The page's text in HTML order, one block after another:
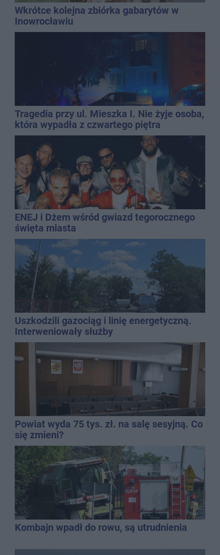
Wkrótce kolejna zbiórka gabarytów w
Inowrocławiu
Tragedia przy ul. Mieszka I. Nie żyje osoba,
która wypadła z czwartego piętra
ENEJ i Dżem wśród gwiazd tegorocznego
święta miasta
Uszkodzili gazociąg i linię energetyczną.
Interweniowały służby
Powiat wyda 75 tys. zł. na salę sesyjną. Co
się zmieni?
Kombajn wpadł do rowu, są utrudnienia